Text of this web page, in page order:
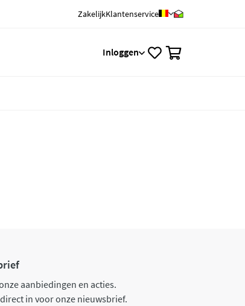
ZakelijkKlantenservice
Inloggen
aanbiedingen en acties.
in voor onze nieuwsbrief.